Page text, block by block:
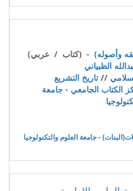
- (كتاب / عربي)
الظبياني
// تاريخ التشريع
الكتاب الجامعي - جامعة
- جامعة العلوم والتكنولوجيا